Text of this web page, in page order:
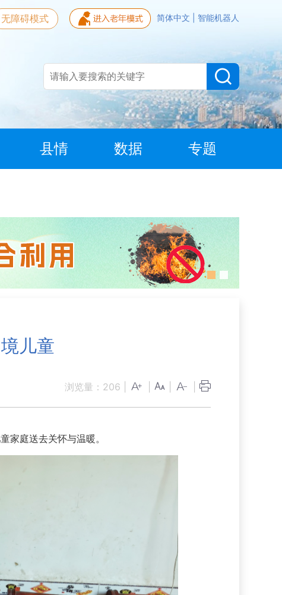
简体中文 智能机器人
无障碍模式
县情 数据 专题
儿童
浏览量： 206
庭送去关怀与温暖。